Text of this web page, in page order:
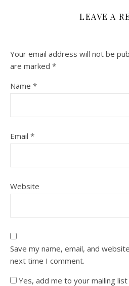
LEAVE A
Your email address will not be
are marked *
Name *
Email *
Website
Save my name, email, and
next time I comment.
Yes, add me to your mailing list